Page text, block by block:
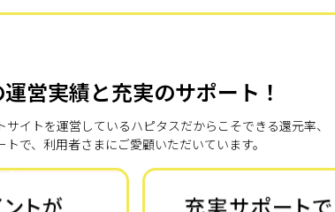
営実績と充実のサポート！
サイトを運営しているハピタスだからこそできる還元率、
で、利用者さまにご愛顧いただいています。